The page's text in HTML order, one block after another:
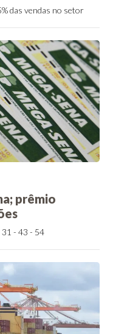
das vendas no setor
prêmio
- 43 - 54